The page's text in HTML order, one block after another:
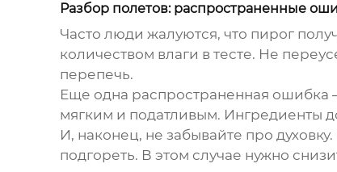
Разбор полетов: распространенные
Часто люди жалуются, что пирог
количеством влаги в тесте. Не
перепечь.
Еще одна распространенная ошибка
мягким и податливым. Ингредиенты
И, наконец, не забывайте про
подгореть. В этом случае нужно